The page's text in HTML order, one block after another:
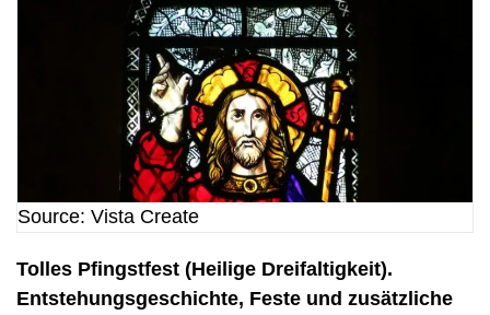
Source: Vista Create
Tolles Pfingstfest (Heilige Dreifaltigkeit).
Entstehungsgeschichte, Feste und zusätzliche